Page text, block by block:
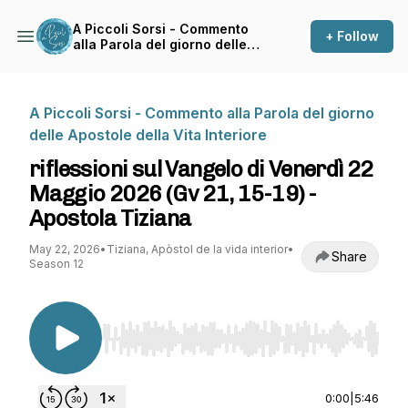
A Piccoli Sorsi - Commento
alla Parola del giorno delle
+ Follow
A Piccoli Sorsi - Commento alla Parola del giorno
delle Apostole della Vita Interiore
riflessioni sul Vangelo di Venerdì 22
Maggio 2026 (Gv 21, 15-19) -
Apostola Tiziana
May 22, 2026• Tiziana, Apòstol de la vida interior•
Season 12
Share
Use Left/Right to seek, Home/End to jump to
0:00 5:46